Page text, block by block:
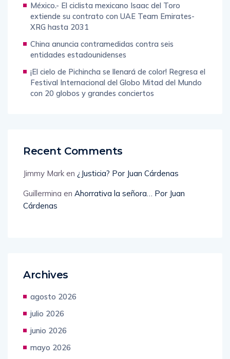
México.- El ciclista mexicano Isaac del Toro
extiende su contrato con UAE Team Emirates-
XRG hasta 2031
China anuncia contramedidas contra seis
entidades estadounidenses
¡El cielo de Pichincha se llenará de color! Regresa el
Festival Internacional del Globo Mitad del Mundo
con 20 globos y grandes conciertos
Recent Comments
Jimmy Mark en ¿Justicia? Por Juan Cárdenas
Guillermina en Ahorrativa la señora… Por Juan
Cárdenas
Archives
agosto 2026
julio 2026
junio 2026
mayo 2026